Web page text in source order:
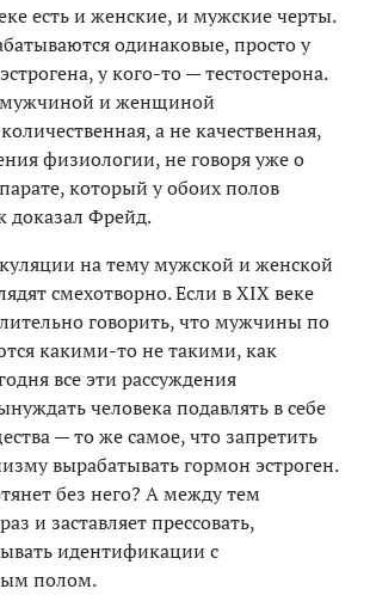
есть и женские, и мужские черты.
одинаковые, просто у
у кого-то — тестостерона.
и женщиной
а не качественная,
физиологии, не говоря уже о
который у обоих полов
доказал Фрейд.
на тему мужской и женской
смехотворно. Если в XIX веке
говорить, что мужчины по
какими-то не такими, как
все эти рассуждения
человека подавлять в себе
— то же самое, что запретить
вырабатывать гормон эстроген.
без него? А между тем
и заставляет прессовать,
идентификации с
полом.